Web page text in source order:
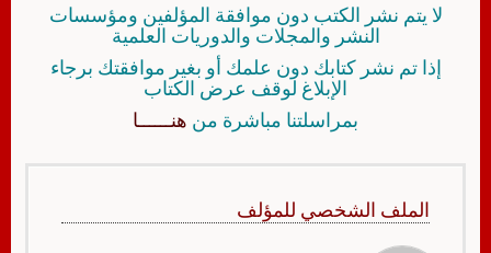
لا يتم نشر الكتب دون موافقة المؤلفين ومؤسسات
النشر والمجلات والدوريات العلمية
إذا تم نشر كتابك دون علمك أو بغير موافقتك برجاء
الإبلاغ لوقف عرض الكتاب
بمراسلتنا مباشرة من هنــــــا
الملف الشخصي للمؤلف